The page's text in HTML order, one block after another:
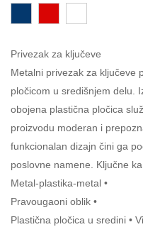
Privezak za ključeve
Metalni privezak za ključeve
pločicom u središnjem delu.
obojena plastična pločica
proizvodu moderan i
funkcionalan dizajn čini ga
poslovne namene. Ključne
Metal-plastika-metal •
Pravougaoni oblik •
Plastična pločica u sredini •